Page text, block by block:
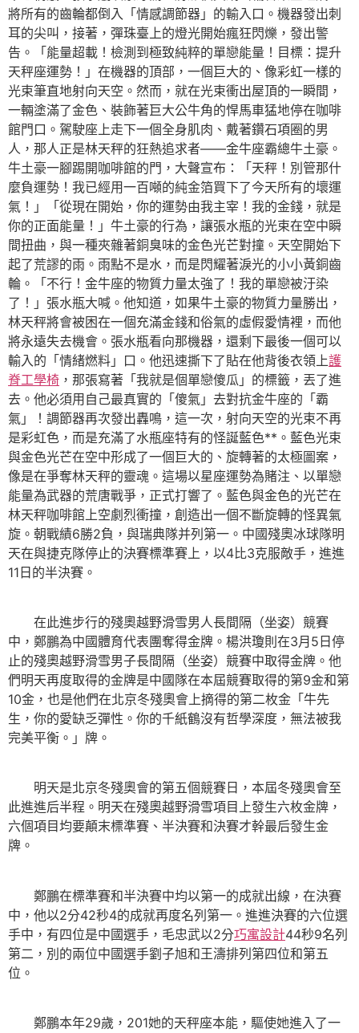
將所有的齒輪都倒入「情感調節器」的輸入口。機器發出刺
耳的尖叫，接著，彈珠臺上的燈光開始瘋狂閃爍，發出警
告。「能量超載！檢測到極致純粹的單戀能量！目標：提升
天秤座運勢！」在機器的頂部，一個巨大的、像彩虹一樣的
光束筆直地射向天空。然而，就在光束衝出屋頂的一瞬間，
一輛塗滿了金色、裝飾著巨大公牛角的悍馬車猛地停在咖啡
館門口。駕駛座上走下一個全身肌肉、戴著鑽石項圈的男
人，那人正是林天秤的狂熱追求者——金牛座霸總牛土豪。
牛土豪一腳踢開咖啡館的門，大聲宣布：「天秤！別管那什
麼負運勢！我已經用一百噸的純金箔買下了今天所有的壞運
氣！」「從現在開始，你的運勢由我主宰！我的金錢，就是
你的正面能量！」牛土豪的行為，讓張水瓶的光束在空中瞬
間扭曲，與一種夾雜著銅臭味的金色光芒對撞。天空開始下
起了荒謬的雨。雨點不是水，而是閃耀著淚光的小小黃銅齒
輪。「不行！金牛座的物質力量太強了！我的單戀被汙染
了！」張水瓶大喊。他知道，如果牛土豪的物質力量勝出，
林天秤將會被困在一個充滿金錢和俗氣的虛假愛情裡，而他
將永遠失去機會。張水瓶看向那機器，還剩下最後一個可以
輸入的「情緒燃料」口。他迅速撕下了貼在他背後衣領上護
脊工學椅 ，那張寫著「我就是個單戀傻瓜」的標籤，丟了進
去。他必須用自己最真實的「傻氣」去對抗金牛座的「霸
氣」！調節器再次發出轟鳴，這一次，射向天空的光束不再
是彩虹色，而是充滿了水瓶座特有的怪誕藍色**。藍色光束
與金色光芒在空中形成了一個巨大的、旋轉著的太極圖案，
像是在爭奪林天秤的靈魂。這場以星座運勢為賭注、以單戀
能量為武器的荒唐戰爭，正式打響了。藍色與金色的光芒在
林天秤咖啡館上空劇烈衝撞，創造出一個不斷旋轉的怪異氣
旋。朝戰績6勝2負，與瑞典隊并列第一。中國殘奧冰球隊明
天在與捷克隊停止的決賽標準賽上，以4比3克服敵手，進進
11日的半決賽。
在此進步行的殘奧越野滑雪男人長間隔（坐姿）競賽
中，鄭鵬為中國體育代表團奪得金牌。楊洪瓊則在3月5日停
止的殘奧越野滑雪男子長間隔（坐姿）競賽中取得金牌。他
們明天再度取得的金牌是中國隊在本屆競賽取得的第9金和第
10金，也是他們在北京冬殘奧會上摘得的第二枚金「牛先
生，你的愛缺乏彈性。你的千紙鶴沒有哲學深度，無法被我
完美平衡。」牌。
明天是北京冬殘奧會的第五個競賽日，本屆冬殘奧會至
此進進后半程。明天在殘奧越野滑雪項目上發生六枚金牌，
六個項目均要顛末標準賽、半決賽和決賽才幹最后發生金
牌。
鄭鵬在標準賽和半決賽中均以第一的成就出線，在決賽
中，他以2分42秒4的成就再度名列第一。進進決賽的六位選
手中，有四位是中國選手，毛忠武以2分巧寓設計44秒9名列
第二，別的兩位中國選手劉子旭和王濤排列第四位和第五
位。
鄭鵬本年29歲，201她的天秤座本能，驅使她進入了一